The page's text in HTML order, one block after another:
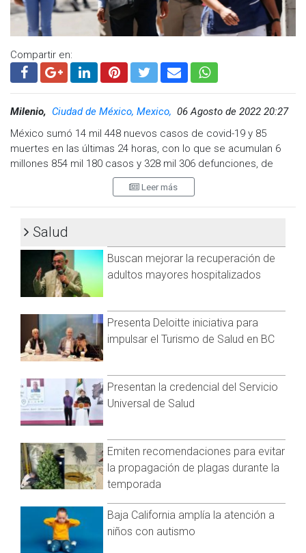
La distribución por sexo en las defunciones confirmadas
muestra un predomino del 62 por ciento en hombres. La
mediana de edad en los decesos es de 64 años.
Visita y accede a todo nuestro contenido |
www.cadenanoticias.com| Twitter:@cadena_noticias|
Facebook:
@cadenanoticiasmx
| Instagram:
@cadena_noticias
@CadenaNoticias
https://t.me/GrupoCadenaResumen|
Compartir en:
Milenio, Ciudad de México, Mexico, 06 Agosto de 2022 20:27
México sumó 14 mil 448 nuevos casos de covid-19 y 85
muertes en las últimas 24 horas, con lo que se acumulan 6
millones 854 mil 180 casos y 328 mil 306 defunciones, de
acuerdo con el informe de la Secretaría de Salud.
El comunicado técnico de la dependencia también
753 mil 643 casos sospechosos.
10 millones 223 mil 732 casos negativos.
127 mil 437 casos activos estimados.
De acuerdo con el reporte de la dependencia, las 10
primeras entidades que acumulan el mayor número de
casos, y que en conjunto conforman el 64 por ciento de
todos los casos acumulados registrados en el país, son:
Estado de México
Nuevo León
Guanajuato
San Luis Potosí
Veracruz
Tabasco
Puebla
Sonora
La distribución por sexo en las defunciones confirmadas
muestra un predomino del 62 por ciento en hombres. La
Leer más
Salud
Buscan mejorar la recuperación de
adultos mayores hospitalizados
Presenta Deloitte iniciativa para
impulsar el Turismo de Salud en BC
Presentan la credencial del Servicio
Universal de Salud
Emiten recomendaciones para evitar
la propagación de plagas durante la
temporada
Baja California amplía la atención a
niños con autismo